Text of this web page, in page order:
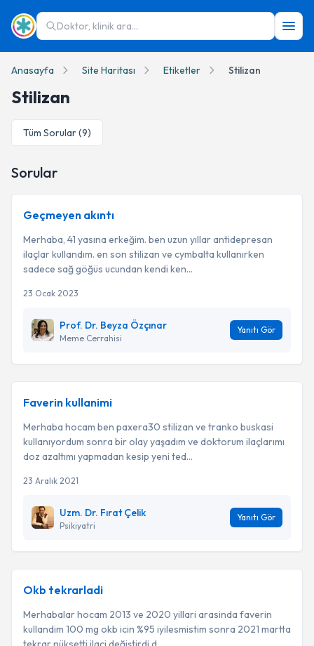
Doktor, klinik ara...
Anasayfa Site Haritası Etiketler Stilizan
Stilizan
Tüm Sorular (9)
Sorular
Geçmeyen akıntı
Merhaba, 41 yasına erkeğim. ben uzun yıllar antidepresan
ilaçlar kullandım. en son stilizan ve cymbalta kullanırken
sadece sağ göğüs ucundan kendi ken...
23 Ocak 2023
Prof. Dr. Beyza Özçınar
Meme Cerrahisi
Yanıtı Gör
Faverin kullanimi
Merhaba hocam ben paxera30 stilizan ve tranko buskasi
kullanıyordum sonra bir olay yaşadım ve doktorum ilaçlarımı
doz azaltımı yapmadan kesip yeni ted...
23 Aralık 2021
Uzm. Dr. Fırat Çelik
Psikiyatri
Yanıtı Gör
Okb tekrarladi
Merhabalar hocam 2013 ve 2020 yillari arasinda faverin
kullandim 100 mg okb icin %95 iyilesmistim sonra 2021 martta